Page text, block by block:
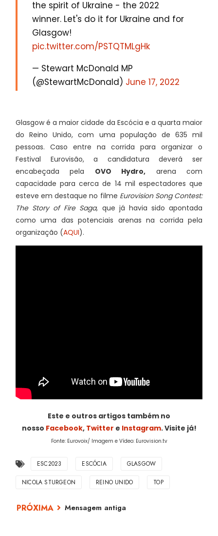
the spirit of Ukraine - the 2022
winner. Let's do it for Ukraine and for
Glasgow!
pic.twitter.com/PSTQTMLgHk
— Stewart McDonald MP
(@StewartMcDonald) June 17, 2022
Glasgow é a maior cidade da Escócia e a quarta maior
do Reino Unido, com uma população de 635 mil
pessoas. Caso entre na corrida para organizar o
Festival Eurovisão, a candidatura deverá ser
encabeçada pela OVO Hydro, arena com
capacidade para cerca de 14 mil espectadores que
esteve em destaque no filme Eurovision Song Contest:
The Story of Fire Saga, que já havia sido apontada
como uma das potenciais arenas na corrida pela
organização (AQUI).
Este e outros artigos também no
nosso Facebook, Twitter e Instagram. Visite já!
Fonte: Eurovoix/ Imagem e Vídeo: Eurovision.tv
ESC2023 ESCÓCIA GLASGOW
NICOLA STURGEON REINO UNIDO TOP
Mensagem antiga